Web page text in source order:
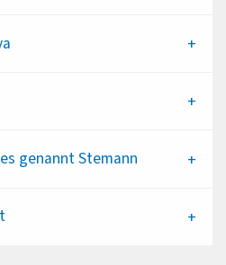
genannt Stemann